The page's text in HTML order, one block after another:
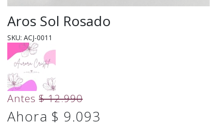
Aros Sol Rosado
SKU: ACJ-0011
Antes$ 12.990
Ahora $ 9.093